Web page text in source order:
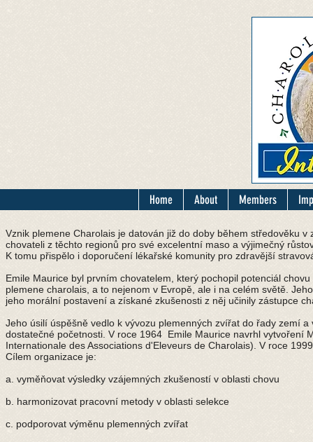
Home About Members
Vznik plemene Charolais je datován již do doby během středověku
chovateli z těchto regionů pro své excelentní maso a výjimečný
K tomu přispělo i doporučení lékařské komunity pro zdravější
Emile Maurice byl prvním chovatelem, který pochopil potenciál
plemene charolais, a to nejenom v Evropě, ale i na celém světě.
jeho morální postavení a získané zkušenosti z něj učinily zástupce
Jeho úsilí úspěšně vedlo k vývozu plemenných zvířat do řady zemí
dostatečné početnosti. V roce 1964 Emile Maurice navrhl vytvoření
Internationale des Associations d'Eleveurs de Charolais). V roce
Cílem organizace je:
a. vyměňovat výsledky vzájemných zkušeností v oblasti chovu
b. harmonizovat pracovní metody v oblasti selekce
c. podporovat výměnu plemenných zvířat